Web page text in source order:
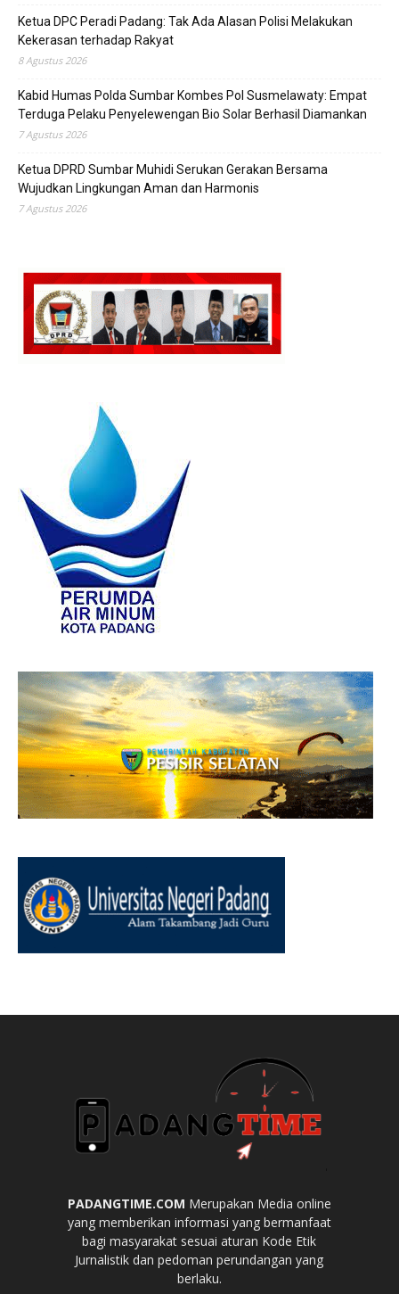
Ketua DPC Peradi Padang: Tak Ada Alasan Polisi Melakukan
Kekerasan terhadap Rakyat
8 Agustus 2026
Kabid Humas Polda Sumbar Kombes Pol Susmelawaty: Empat
Terduga Pelaku Penyelewengan Bio Solar Berhasil Diamankan
7 Agustus 2026
Ketua DPRD Sumbar Muhidi Serukan Gerakan Bersama
Wujudkan Lingkungan Aman dan Harmonis
7 Agustus 2026
PADANGTIME.COM Merupakan Media online
yang memberikan informasi yang bermanfaat
bagi masyarakat sesuai aturan Kode Etik
Jurnalistik dan pedoman perundangan yang
berlaku.